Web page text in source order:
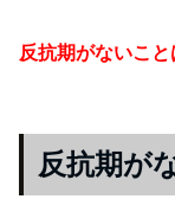
反抗期がないこ
反抗期が